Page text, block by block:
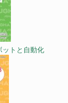
トと自動化